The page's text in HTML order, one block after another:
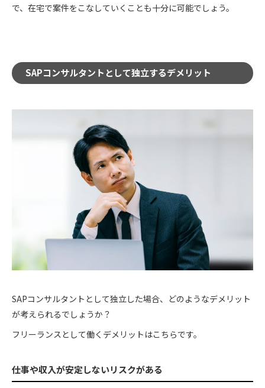
で、在宅で案件をこなしていくことも十分に可能でしょう。
SAPコンサルタントとして独立するデメリット
SAPコンサルタントとして独立した場合、どのようなデメリット
が考えられるでしょうか？
フリーランスとして働くデメリットはこちらです。
仕事や収入が安定しないリスクがある